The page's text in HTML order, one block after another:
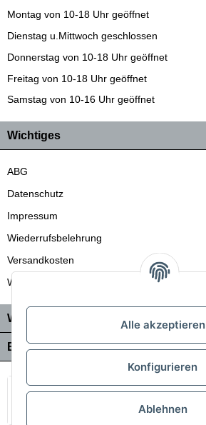
Montag von 10-18 Uhr geöffnet
Dienstag u.Mittwoch geschlossen
Donnerstag von 10-18 Uhr geöffnet
Freitag von 10-18 Uhr geöffnet
Samstag von 10-16 Uhr geöffnet
Wichtiges
ABG
Datenschutz
Impressum
Wiederrufsbelehrung
Versandkosten
Wir liefern auch in die Schweiz
Wo Sie uns finden
Bezahlung & Versand
Alle akzeptieren
Konfigurieren
Ablehnen